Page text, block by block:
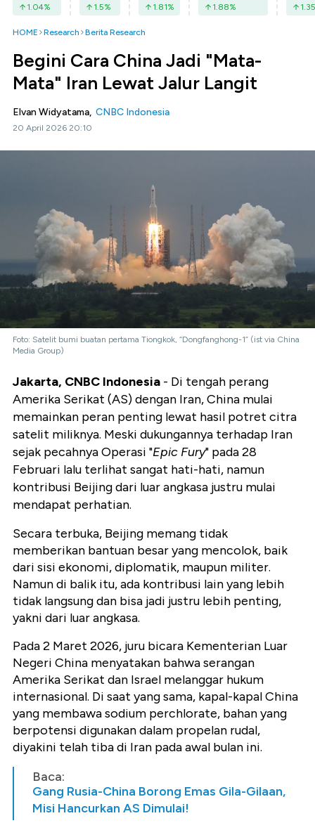
1.04% 1.5% 1.81% 1.88% 1.35
HOME Research Berita Research
Begini Cara China Jadi "Mata-
Mata" Iran Lewat Jalur Langit
Elvan Widyatama, CNBC Indonesia
20 April 2026 20:10
Foto: Satelit bumi buatan pertama Tiongkok, “Dongfanghong-1” (ist via China
Media Group)
Jakarta, CNBC Indonesia - Di tengah perang
Amerika Serikat (AS) dengan Iran, China mulai
memainkan peran penting lewat hasil potret citra
satelit miliknya. Meski dukungannya terhadap Iran
sejak pecahnya Operasi "Epic Fury" pada 28
Februari lalu terlihat sangat hati-hati, namun
kontribusi Beijing dari luar angkasa justru mulai
mendapat perhatian.
Secara terbuka, Beijing memang tidak
memberikan bantuan besar yang mencolok, baik
dari sisi ekonomi, diplomatik, maupun militer.
Namun di balik itu, ada kontribusi lain yang lebih
tidak langsung dan bisa jadi justru lebih penting,
yakni dari luar angkasa.
Pada 2 Maret 2026, juru bicara Kementerian Luar
Negeri China menyatakan bahwa serangan
Amerika Serikat dan Israel melanggar hukum
internasional. Di saat yang sama, kapal-kapal China
yang membawa sodium perchlorate, bahan yang
berpotensi digunakan dalam propelan rudal,
diyakini telah tiba di Iran pada awal bulan ini.
Baca:
Gang Rusia-China Borong Emas Gila-Gilaan,
Misi Hancurkan AS Dimulai!